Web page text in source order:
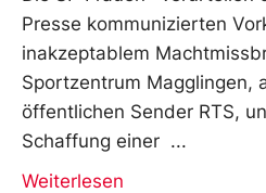
Presse kommunizierten
inakzeptablem
Sportzentrum Magglingen,
öffentlichen Sender RTS,
Schaffung einer
Weiterlesen